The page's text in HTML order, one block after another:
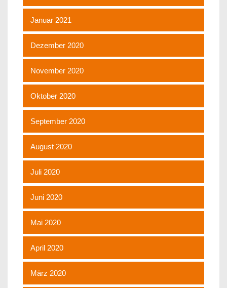
Januar 2021
Dezember 2020
November 2020
Oktober 2020
September 2020
August 2020
Juli 2020
Juni 2020
Mai 2020
April 2020
März 2020